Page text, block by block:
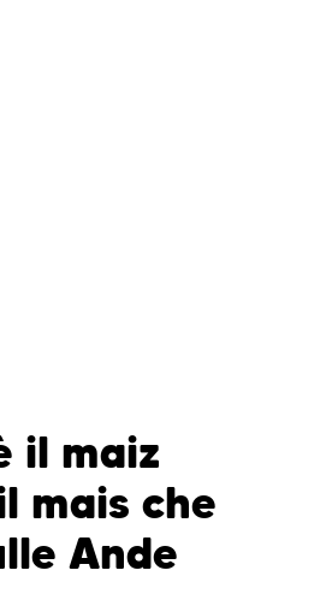
il maiz
mais che
Ande